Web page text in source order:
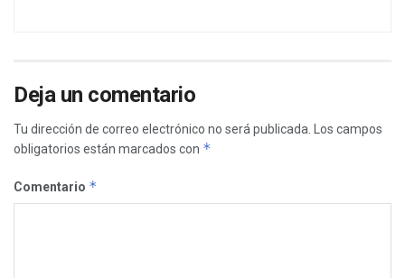
Deja un comentario
Tu dirección de correo electrónico no será publicada.
Los campos
obligatorios están marcados con *
Comentario *